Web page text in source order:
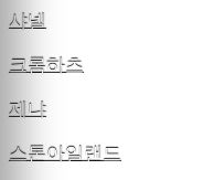
샤넬
크롬하츠
제냐
스톤아일랜드